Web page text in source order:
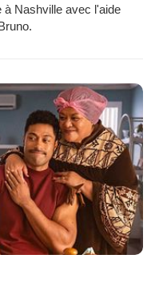
à Nashville avec l'aide